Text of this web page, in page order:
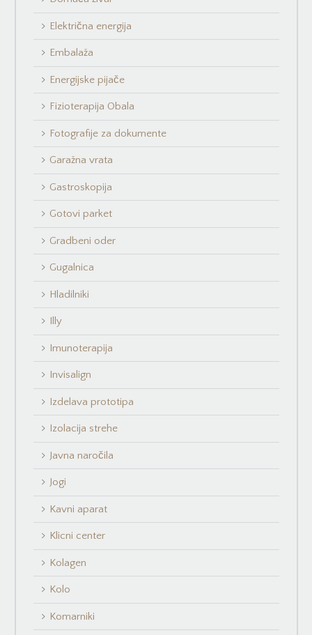
Električna energija
Embalaža
Energijske pijače
Fizioterapija Obala
Fotografije za dokumente
Garažna vrata
Gastroskopija
Gotovi parket
Gradbeni oder
Gugalnica
Hladilniki
Illy
Imunoterapija
Invisalign
Izdelava prototipa
Izolacija strehe
Javna naročila
Jogi
Kavni aparat
Klicni center
Kolagen
Kolo
Komarniki